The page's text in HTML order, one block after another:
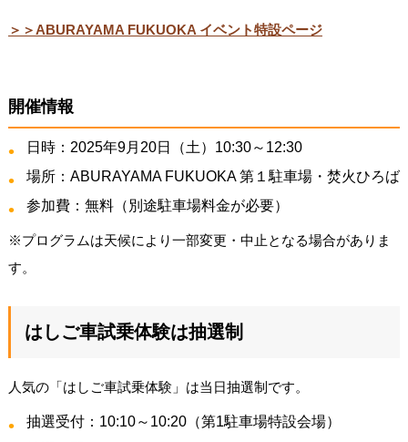
＞＞ABURAYAMA FUKUOKA イベント特設ページ
開催情報
日時：2025年9月20日（土）10:30～12:30
場所：ABURAYAMA FUKUOKA 第１駐車場・焚火ひろば
参加費：無料（別途駐車場料金が必要）
※プログラムは天候により一部変更・中止となる場合がありま
す。
はしご車試乗体験は抽選制
人気の「はしご車試乗体験」は当日抽選制です。
抽選受付：10:10～10:20（第1駐車場特設会場）